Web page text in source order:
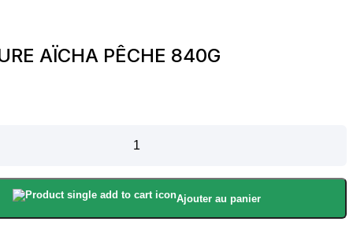
AÏCHA PÊCHE 840G
Ajouter au panier